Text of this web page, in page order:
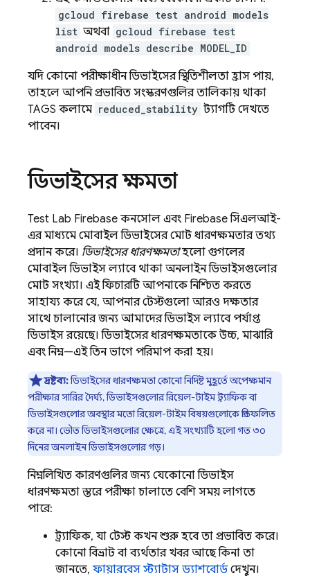
gcloud firebase test android models
list অথবা gcloud firebase test
android models describe MODEL_ID
যদি কোনো পরীক্ষাধীন ডিভাইসের স্থিতিশীলতা হ্রাস পায়,
তাহলে আপনি প্রভাবিত সংস্করণগুলির তালিকায় থাকা
TAGS কলামে reduced_stability ট্যাগটি দেখতে
পাবেন।
ডিভাইসের ক্ষমতা
Test Lab Firebase কনসোল এবং Firebaseসিএলআই-
এর মাধ্যমে মোবাইল ডিভাইসের মোট ধারণক্ষমতার তথ্য
প্রদান করে। ডিভাইসের ধারণক্ষমতাহলো গুগলের
মোবাইল ডিভাইস ল্যাবে থাকা অনলাইন ডিভাইসগুলোর
মোট সংখ্যা। এই ফিচারটি আপনাকে নিশ্চিত করতে
সাহায্য করে যে, আপনার টেস্টগুলো আরও দক্ষতার
সাথে চালানোর জন্য আমাদের ডিভাইস ল্যাবে পর্যাপ্ত
ডিভাইস রয়েছে। ডিভাইসের ধারণক্ষমতাকে উচ্চ, মাঝারি
এবং নিম্ন—এই তিন ভাগে পরিমাপ করা হয়।
দ্রষ্টব্য:ডিভাইসের ধারণক্ষমতা কোনো নির্দিষ্ট মুহূর্তে অপেক্ষমান
পরীক্ষার সারির দৈর্ঘ্য, ডিভাইসগুলোর রিয়েল-টাইম ট্র্যাফিক বা
ডিভাইসগুলোর অবস্থার মতো রিয়েল-টাইম বিষয়গুলোকে প্রতিফলিত
করে না। ভৌত ডিভাইসগুলোর ক্ষেত্রে, এই সংখ্যাটি হলো গত ৩০
দিনের অনলাইন ডিভাইসগুলোর গড়।
নিম্নলিখিত কারণগুলির জন্য যেকোনো ডিভাইস
ধারণক্ষমতা স্তরে পরীক্ষা চালাতে বেশি সময় লাগতে
পারে:
ট্র্যাফিক, যা টেস্ট কখন শুরু হবে তা প্রভাবিত করে।
কোনো বিভ্রাট বা ব্যর্থতার খবর আছে কিনা তা
জানতে, ফায়ারবেস স্ট্যাটাস ড্যাশবোর্ডদেখুন।